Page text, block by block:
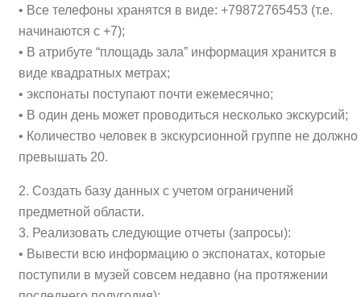
• Все телефоны хранятся в виде: +79872765453 (т.е.
начинаются с +7);
• В атрибуте “площадь зала” информация хранится в
виде квадратных метрах;
• экспонаты поступают почти ежемесячно;
• В один день может проводиться несколько экскурсий;
• Количество человек в экскурсионной группе не должно
превышать 20.
2. Создать базу данных с учетом ограничений
предметной области.
3. Реализовать следующие отчеты (запросы):
• Вывести всю информацию о экспонатах, которые
поступили в музей совсем недавно (на протяжении